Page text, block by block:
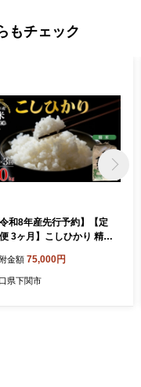
もチェック
令和8年産先行予約】【定
3ヶ月】こしひかり 精米
金額 75,000円
県下関市